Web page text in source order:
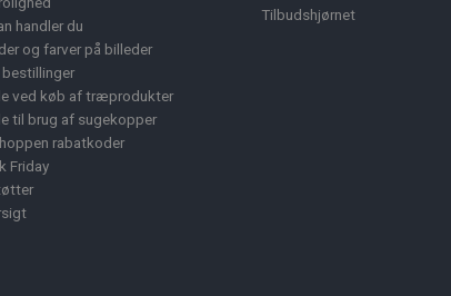
handler du
og farver på billeder
bestillinger
ved køb af træprodukter
til brug af sugekopper
rabatkoder
Friday
Tilbudshjørnet